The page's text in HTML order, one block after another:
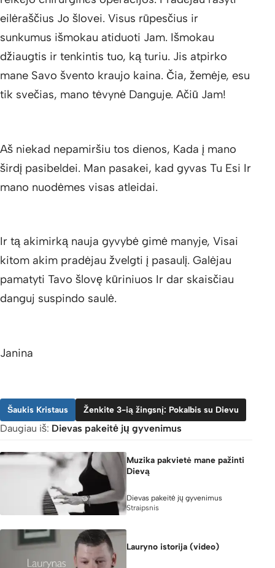
eilėraščius Jo šlovei. Visus rūpesčius ir
sunkumus išmokau atiduoti Jam. Išmokau
džiaugtis ir tenkintis tuo, ką turiu. Jis atpirko
mane Savo švento kraujo kaina. Čia, žemėje, esu
tik svečias, mano tėvynė Danguje. Ačiū Jam!
Aš niekad nepamiršiu tos dienos, Kada į mano
širdį pasibeldei. Man pasakei, kad gyvas Tu Esi Ir
mano nuodėmes visas atleidai.
Ir tą akimirką nauja gyvybė gimė manyje, Visai
kitom akim pradėjau žvelgti į pasaulį. Galėjau
pamatyti Tavo šlovę kūriniuos Ir dar skaisčiau
danguj suspindo saulė.
Janina
Šaukis Kristaus Ženkite 3-ią žingsnį: Pokalbis su Dievu
Daugiau iš: Dievas pakeitė jų gyvenimus
Muzika pakvietė mane pažinti
Dievą
Dievas pakeitė jų gyvenimus
Straipsnis
Lauryno istorija (video)